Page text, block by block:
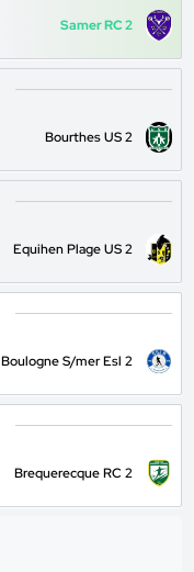
Samer RC 2
Bourthes US 2
Equihen Plage US 2
Boulogne S/mer Esl 2
Brequerecque RC 2